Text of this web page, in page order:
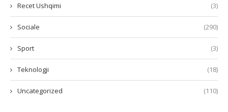
Recet Ushqimi (3)
Sociale (290)
Sport (3)
Teknologji (18)
Uncategorized (110)